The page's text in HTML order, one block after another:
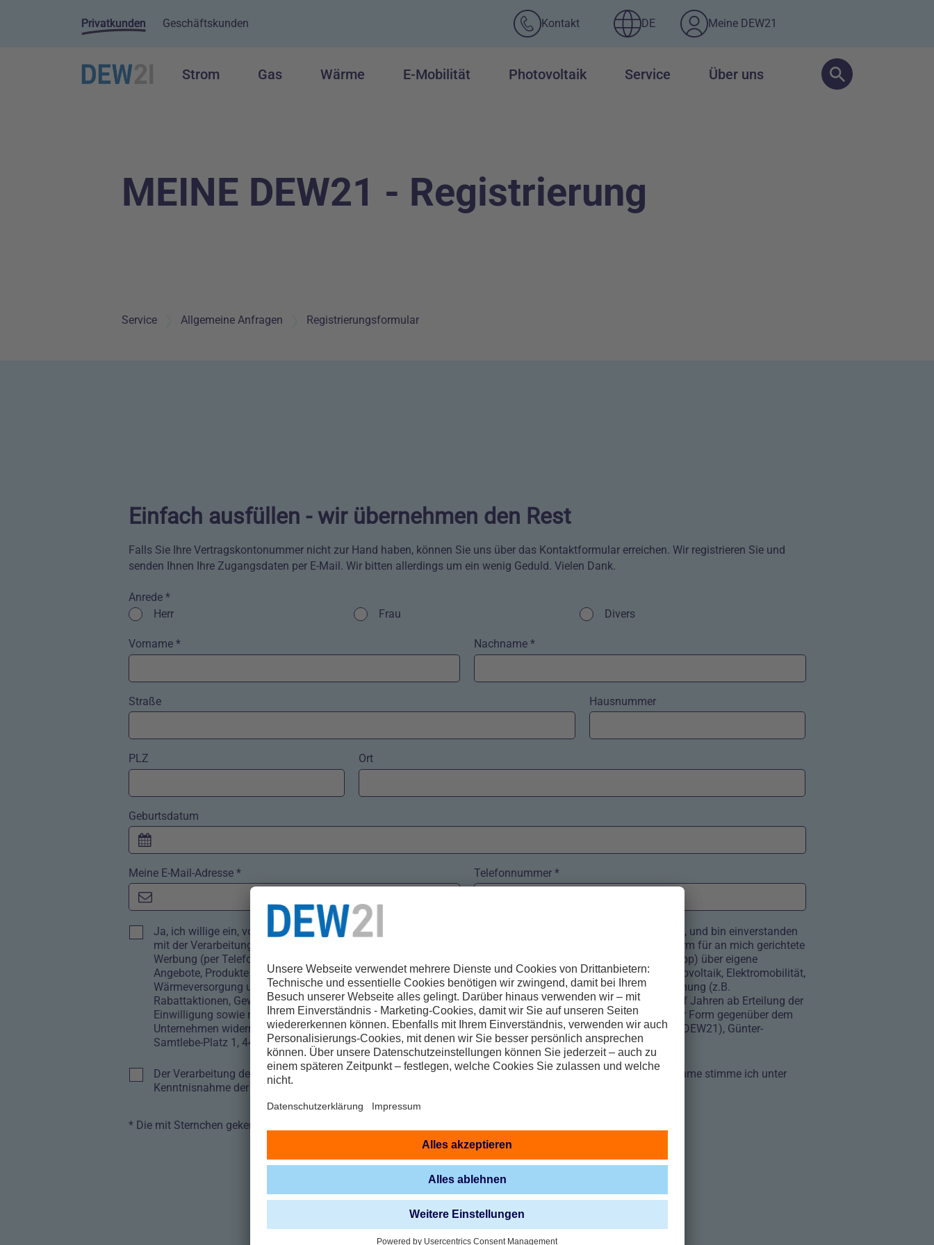
Privatkunden Geschäftskunden Kontakt DE Meine DEW21
Hauptnavigation Strom Gas Wärme E-Mobilität Photovoltaik Service Über uns
MEINE DEW21 - Registrierung
Service Allgemeine Anfragen Registrierungsformular
Einfach ausfüllen - wir übernehmen den Rest
Falls Sie Ihre Vertragskontonummer nicht zur Hand haben, können Sie uns über das Kontaktformular erreichen. Wir registrieren Sie und
senden Ihnen Ihre Zugangsdaten per E-Mail. Wir bitten allerdings um ein wenig Geduld. Vielen Dank.
Anrede *
Kontrollkästchen
Herr Kontrollkästchen
Frau Kontrollkästchen
Divers
Vorname * Nachname *
Straße Hausnummer
PLZ Ort
Geburtsdatum
Meine E-Mail-Adresse * Telefonnummer *
Kontrollkästchen
Ja, ich willige ein, von der Dortmunder Energie- und Wasserversorgung GmbH (DEW21) kontaktiert zu werden, und bin einverstanden
mit der Verarbeitung, Speicherung und Nutzung der von mir angegebenen Kontaktdaten in angemessener Form für an mich gerichtete
Werbung (per Telefon, E-Mail, Chat, Social Media (Instagram, Facebook) und Messenger-Dienste wie WhatsApp) über eigene
Angebote, Produkte zur Energieerzeugung,- belieferung und -lösungen wie z.B. Strom- und Gaslieferung, Photovoltaik, Elektromobilität,
Wärmeversorgung und Energiedienstleistungen wie unsere Serviceberatung oder auch für unsere Marktforschung (z.B.
Rabattaktionen, Gewinnspiele, Informationen über Sonderangebote, Vertragsangebote) für die Dauer von fünf Jahren ab Erteilung der
Einwilligung sowie nach jeder Verwendung der Einwilligung. Diese Einwilligung kann ich jederzeit und in jeder Form gegenüber dem
Unternehmen widerrufen. Der Widerruf ist zu richten an: Dortmunder Energie- und Wasserversorgung GmbH (DEW21), Günter-
Samtlebe-Platz 1, 44135 Dortmund oder per E-Mail an: widerruf@dew21.de.
Kontrollkästchen
Der Verarbeitung der von mir angegeben personenbezogenen Daten zum Zwecke der weiteren Kontaktaufnahme stimme ich unter
Kenntnisnahme der Datenschutzerklärung von DEW21 zu. *
* Die mit Sternchen gekennzeichneten Felder sind Pflichtfelder, die zur Bearbeitung Ihrer Anfrage erforderlich sind.
Absenden